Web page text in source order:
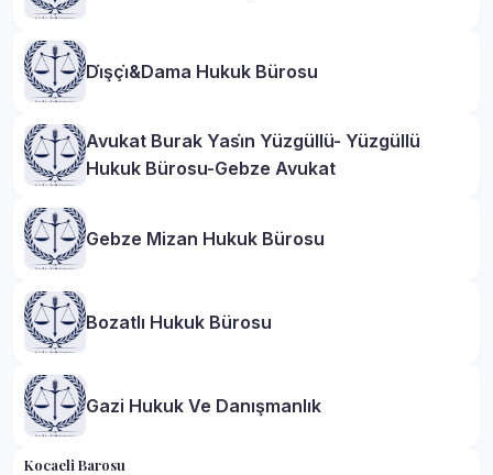
Kocaeli Barosu
Di̇şçi̇&Dama Hukuk Bürosu
Avukat Burak Yasi̇n Yüzgüllü- Yüzgüllü
Hukuk Bürosu-Gebze Avukat
Gebze Mizan Hukuk Bürosu
Bozatlı Hukuk Bürosu
Gazi Hukuk Ve Danışmanlık